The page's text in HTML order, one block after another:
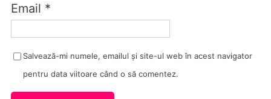
Email *
Salvează-mi numele, emailul și site-ul web în acest navigator
pentru data viitoare când o să comentez.